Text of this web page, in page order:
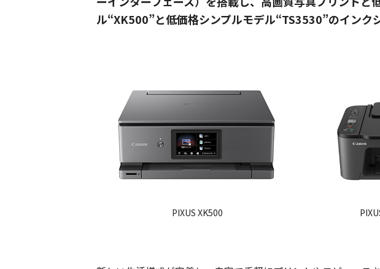
ル“XK500”と低価格シンプルモデル“TS3530”のインク
PIXUS XK500